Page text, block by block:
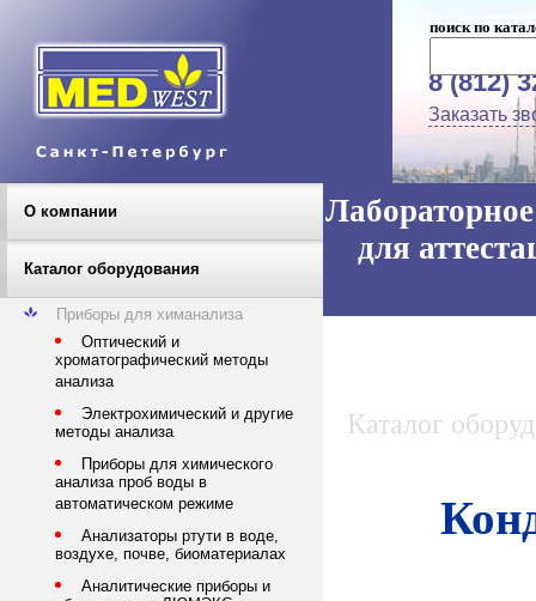
поиск по
8 (812)
Заказать
О компании
Каталог оборудования
Приборы для химанализа
Оптический и
хроматографический методы
анализа
Электрохимический и другие
методы анализа
Приборы для химического
анализа проб воды в
автоматическом режиме
Анализаторы ртути в воде,
воздухе, почве, биоматериалах
Аналитические приборы и
для
Каталог